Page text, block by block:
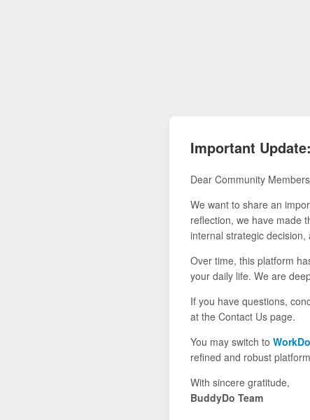
Important
Dear Community
We want to share an
reflection, we have made
internal strategic
Over time, this platform
your daily life. We are
If you have questions,
at the Contact Us page.
You may switch to WorkDo
refined and robust
With sincere gratitude,
BuddyDo Team